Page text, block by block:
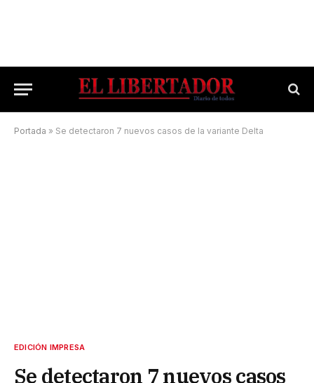
Portada » Se detectaron 7 nuevos casos de la variante Delta
EDICIÓN IMPRESA
Se detectaron 7 nuevos casos